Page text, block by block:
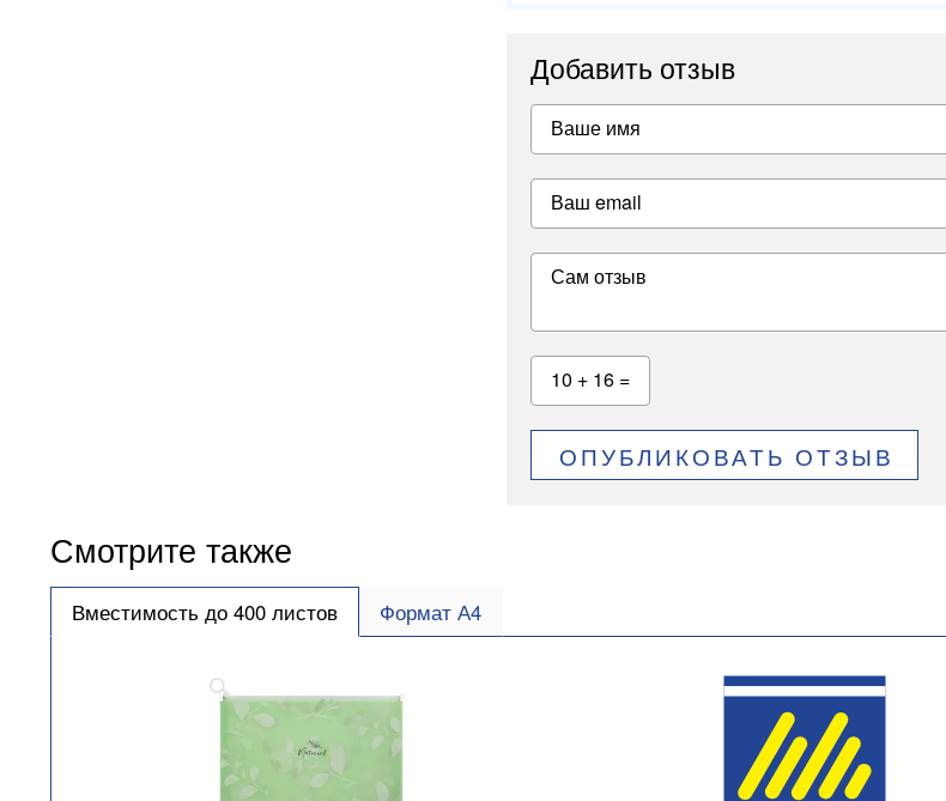
Добавить отзыв
Ваше имя
Ваш email
Сам отзыв
10 + 16 =
ОПУБЛИКОВАТЬ ОТЗЫВ
Смотрите также
Вместимость до 400 листов Формат А4